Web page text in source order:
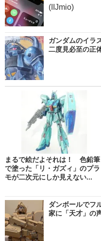
(IIJmio)
ガンダムのイ
二度見必至の正
まるで絵だよそれは！ 色鉛筆
で塗った「リ・ガズィ」のプラ
モが二次元にしか見えない...
ダンボールでフ
家に「天才」の